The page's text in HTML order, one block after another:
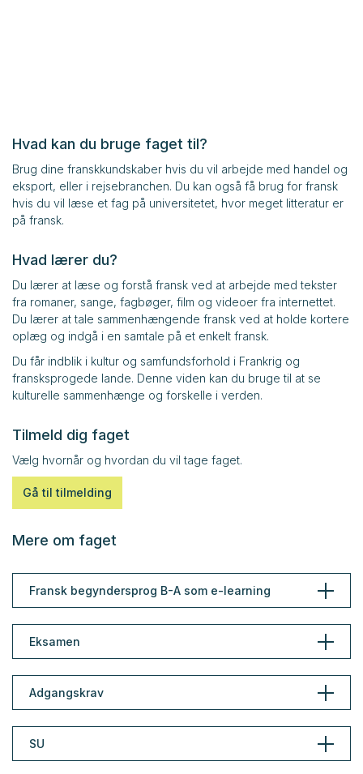
Hvad kan du bruge faget til?
Brug dine franskkundskaber hvis du vil arbejde med handel og
eksport, eller i rejsebranchen. Du kan også få brug for fransk
hvis du vil læse et fag på universitetet, hvor meget litteratur er
på fransk.
Hvad lærer du?
Du lærer at læse og forstå fransk ved at arbejde med tekster
fra romaner, sange, fagbøger, film og videoer fra internettet.
Du lærer at tale sammenhængende fransk ved at holde kortere
oplæg og indgå i en samtale på et enkelt fransk.
Du får indblik i kultur og samfundsforhold i Frankrig og
fransksprogede lande. Denne viden kan du bruge til at se
kulturelle sammenhænge og forskelle i verden.
Tilmeld dig faget
Vælg hvornår og hvordan du vil tage faget.
Gå til tilmelding
Mere om faget
Fransk begyndersprog B-A som e-learning
Eksamen
Adgangskrav
SU